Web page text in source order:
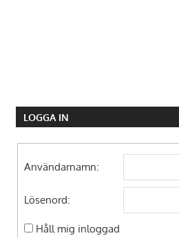
LOGGA IN
Användarnamn:
Lösenord:
Håll mig inloggad